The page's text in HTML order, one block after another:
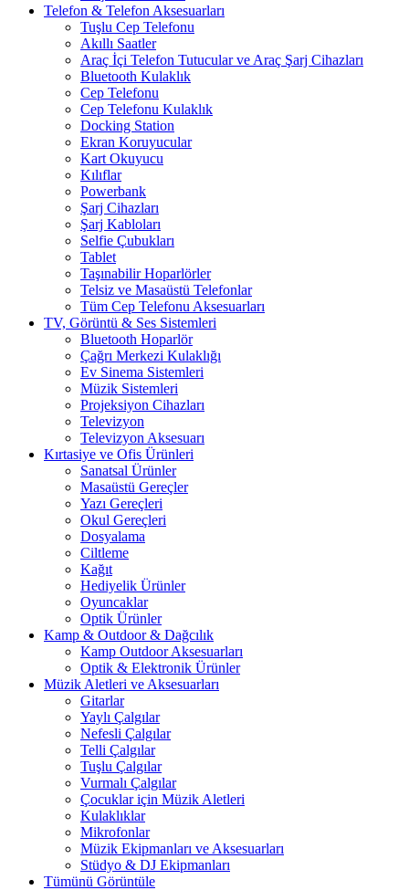
Telefon & Telefon Aksesuarları
Tuşlu Cep Telefonu
Akıllı Saatler
Araç İçi Telefon Tutucular ve Araç Şarj Cihazları
Bluetooth Kulaklık
Cep Telefonu
Cep Telefonu Kulaklık
Docking Station
Ekran Koruyucular
Kart Okuyucu
Kılıflar
Powerbank
Şarj Cihazları
Şarj Kabloları
Selfie Çubukları
Tablet
Taşınabilir Hoparlörler
Telsiz ve Masaüstü Telefonlar
Tüm Cep Telefonu Aksesuarları
TV, Görüntü & Ses Sistemleri
Bluetooth Hoparlör
Çağrı Merkezi Kulaklığı
Ev Sinema Sistemleri
Müzik Sistemleri
Projeksiyon Cihazları
Televizyon
Televizyon Aksesuarı
Kırtasiye ve Ofis Ürünleri
Sanatsal Ürünler
Masaüstü Gereçler
Yazı Gereçleri
Okul Gereçleri
Dosyalama
Ciltleme
Kağıt
Hediyelik Ürünler
Oyuncaklar
Optik Ürünler
Kamp & Outdoor & Dağcılık
Kamp Outdoor Aksesuarları
Optik & Elektronik Ürünler
Müzik Aletleri ve Aksesuarları
Gitarlar
Yaylı Çalgılar
Nefesli Çalgılar
Telli Çalgılar
Tuşlu Çalgılar
Vurmalı Çalgılar
Çocuklar için Müzik Aletleri
Kulaklıklar
Mikrofonlar
Müzik Ekipmanları ve Aksesuarları
Stüdyo & DJ Ekipmanları
Tümünü Görüntüle